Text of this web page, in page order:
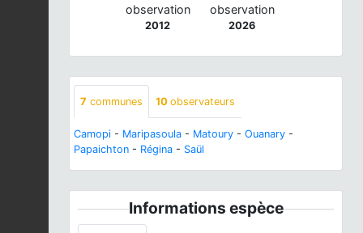
observation
2012
observation
2026
7 communes 10 observateurs
Camopi - Maripasoula - Matoury - Ouanary -
Papaichton - Régina - Saül
Informations espèce